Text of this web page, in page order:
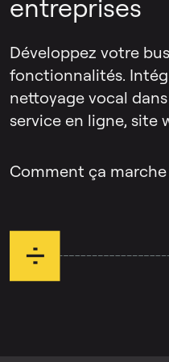
se concentre
la pièce et la
voix elle-même.
présentant les deux
entreprises
Développez votre
fonctionnalités.
nettoyage vocal
service en ligne, site
Comment ça marche